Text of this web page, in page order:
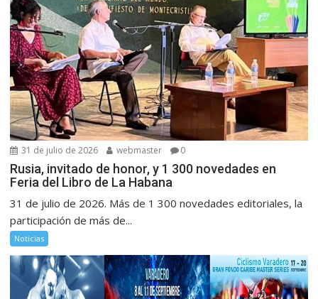
31 de julio de 2026 webmaster 0
Rusia, invitado de honor, y 1 300 novedades en
Feria del Libro de La Habana
31 de julio de 2026. Más de 1 300 novedades editoriales, la
participación de más de...
Noticias